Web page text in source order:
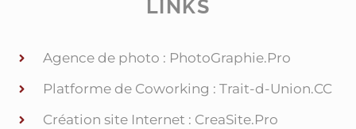
LINKS
Agence de photo : PhotoGraphie.Pro
Platforme de Coworking : Trait-d-Union.CC
Création site Internet : CreaSite.Pro